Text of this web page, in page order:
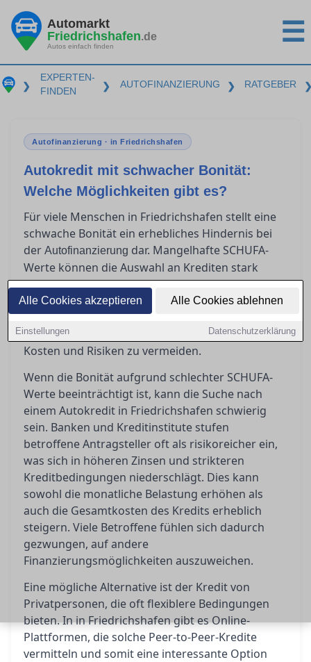
Alle Cookies akzeptieren Alle Cookies ablehnen
Einstellungen Datenschutzerklärung
Automarkt
Friedrichshafen.de
Autos einfach finden ☰
❯
EXPERTEN-
FINDEN
❯ AUTOFINANZIERUNG ❯ RATGEBER
Autofinanzierung · in Friedrichshafen
Autokredit mit schwacher Bonität:
Welche Möglichkeiten gibt es?
Für viele Menschen in Friedrichshafen stellt eine
schwache Bonität ein erhebliches Hindernis bei
der Autofinanzierung dar. Mangelhafte SCHUFA-
Werte können die Auswahl an Krediten stark
einschränken und zu höheren Zinsen führen. In
diesem Artikel zeigen wir Ihnen realistische
Alternativen auf und helfen Ihnen dabei, die
richtige Entscheidung zu treffen, um unnötige
Kosten und Risiken zu vermeiden.
Wenn die Bonität aufgrund schlechter SCHUFA-
Werte beeinträchtigt ist, kann die Suche nach
einem Autokredit in Friedrichshafen schwierig
sein. Banken und Kreditinstitute stufen
betroffene Antragsteller oft als risikoreicher ein,
was sich in höheren Zinsen und strikteren
Kreditbedingungen niederschlägt. Dies kann
sowohl die monatliche Belastung erhöhen als
auch die Gesamtkosten des Kredits erheblich
steigern. Viele Betroffene fühlen sich dadurch
gezwungen, auf andere
Finanzierungsmöglichkeiten auszuweichen.
Eine mögliche Alternative ist der Kredit von
Privatpersonen, die oft flexiblere Bedingungen
bieten. In in Friedrichshafen gibt es Online-
Plattformen, die solche Peer-to-Peer-Kredite
vermitteln und somit eine interessante Option